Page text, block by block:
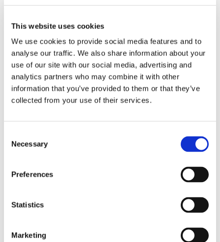
This website uses cookies
We use cookies to provide social media features and to
analyse our traffic. We also share information about your
use of our site with our social media, advertising and
analytics partners who may combine it with other
information that you’ve provided to them or that they’ve
collected from your use of their services.
Selection
Necessary
Preferences
Statistics
Marketing
Leave this field empty
Abonnieren Sie unseren Newsletter
Bleiben Sie auf dem Laufenden und erfahren
Sie mehr über aktuelle Veranstaltungen und
E-Mail-Adresse *
Abonnieren
Durch Ihre Anmeldung zum Newsletter stimmen
Sie der Datenschutzerklärung und der AGB zu,